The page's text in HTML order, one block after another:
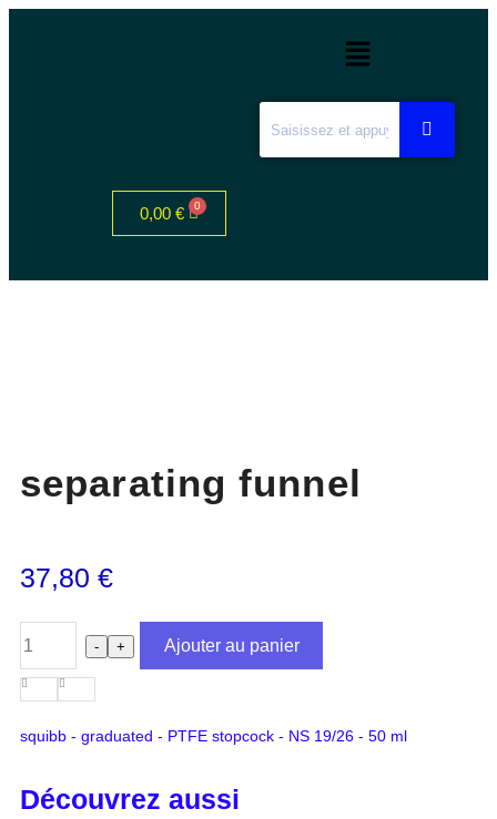
0,00 €
separating funnel
37,80 €
- + Ajouter au panier
squibb - graduated - PTFE stopcock - NS 19/26 - 50 ml
Découvrez aussi